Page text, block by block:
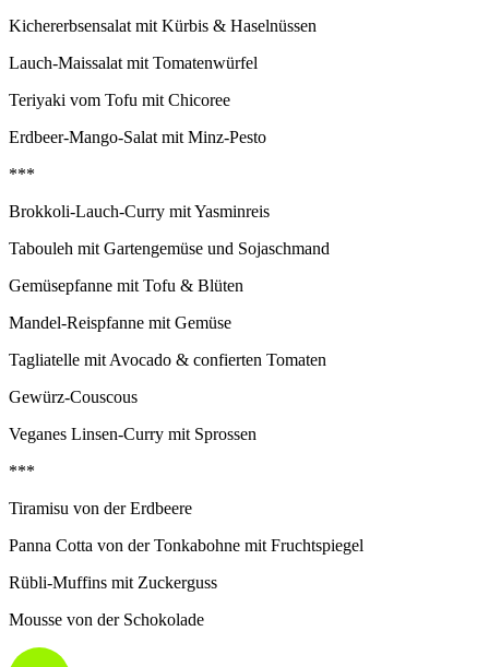
Kichererbsensalat mit Kürbis & Haselnüssen
Lauch-Maissalat mit Tomatenwürfel
Teriyaki vom Tofu mit Chicoree
Erdbeer-Mango-Salat mit Minz-Pesto
***
Brokkoli-Lauch-Curry mit Yasminreis
Tabouleh mit Gartengemüse und Sojaschmand
Gemüsepfanne mit Tofu & Blüten
Mandel-Reispfanne mit Gemüse
Tagliatelle mit Avocado & confierten Tomaten
Gewürz-Couscous
Veganes Linsen-Curry mit Sprossen
***
Tiramisu von der Erdbeere
Panna Cotta von der Tonkabohne mit Fruchtspiegel
Rübli-Muffins mit Zuckerguss
Mousse von der Schokolade